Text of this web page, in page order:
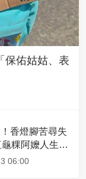
保佑姑姑、表
香燈腳苦尋失
粿阿嬤人生謝
06:00